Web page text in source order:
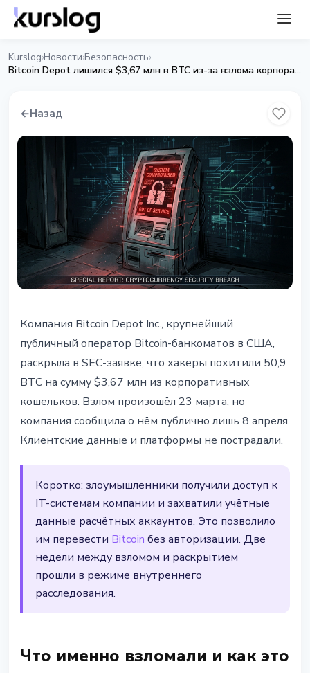
Kurslog›Новости›Безопасность›
Bitcoin Depot лишился $3,67 млн в BTC из-за взлома корпоративных систем
←Назад
Bitcoin Depot лишился $3,67 млн
в BTC из-за взлома
корпоративных систем
8 апреля 2026 г.3 мин чтения
Наталия Дорофеева
Компания Bitcoin Depot Inc., крупнейший
публичный оператор Bitcoin-банкоматов в США,
раскрыла в SEC-заявке, что хакеры похитили 50,9
BTC на сумму $3,67 млн из корпоративных
кошельков. Взлом произошёл 23 марта, но
компания сообщила о нём публично лишь 8 апреля.
Клиентские данные и платформы не пострадали.
Коротко: злоумышленники получили доступ к
IT-системам компании и захватили учётные
данные расчётных аккаунтов. Это позволило
им перевести Bitcoin без авторизации. Две
недели между взломом и раскрытием
прошли в режиме внутреннего
расследования.
Что именно взломали и как это